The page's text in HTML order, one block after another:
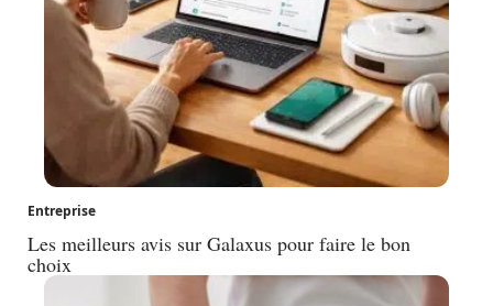
Entreprise
Les meilleurs avis sur Galaxus pour faire le bon
choix